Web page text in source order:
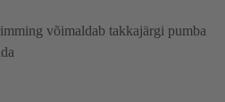
võimaldab takkajärgi pumba